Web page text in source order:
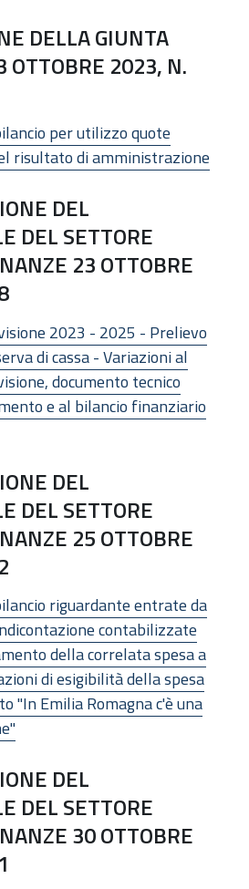
DELLA GIUNTA
OTTOBRE 2023, N.
per utilizzo quote
risultato di amministrazione
DEL
DEL SETTORE
23 OTTOBRE
2023 - 2025 - Prelievo
di cassa - Variazioni al
documento tecnico
e al bilancio finanziario
DEL
DEL SETTORE
25 OTTOBRE
riguardante entrate da
contabilizzate
della correlata spesa a
di esigibilità della spesa
"In Emilia Romagna c'è una
DEL
DEL SETTORE
30 OTTOBRE